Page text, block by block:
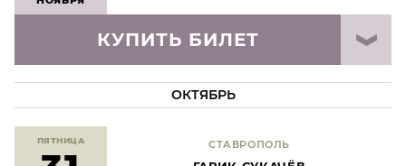
КУПИТЬ БИЛЕТ
ОКТЯБРЬ
ПЯТНИЦА СТАВРОПОЛЬ